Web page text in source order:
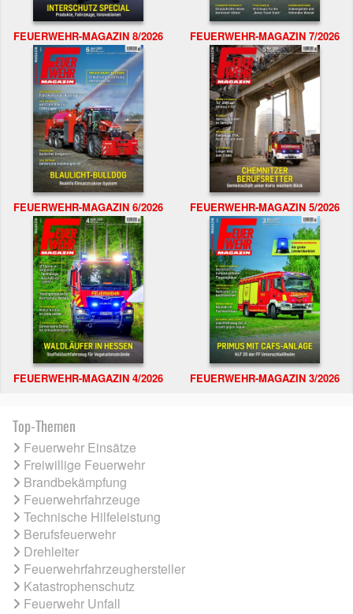
FEUERWEHR-MAGAZIN 8/2026 FEUERWEHR-MAGAZIN 7/2026
FEUERWEHR-MAGAZIN 6/2026 FEUERWEHR-MAGAZIN 5/2026
FEUERWEHR-MAGAZIN 4/2026 FEUERWEHR-MAGAZIN 3/2026
Top-Themen
Feuerwehr Einsätze
Freiwillige Feuerwehr
Brandbekämpfung
Feuerwehrfahrzeuge
Technische Hilfeleistung
Berufsfeuerwehr
Drehleiter
Feuerwehrfahrzeughersteller
Katastrophenschutz
Feuerwehr Unfall